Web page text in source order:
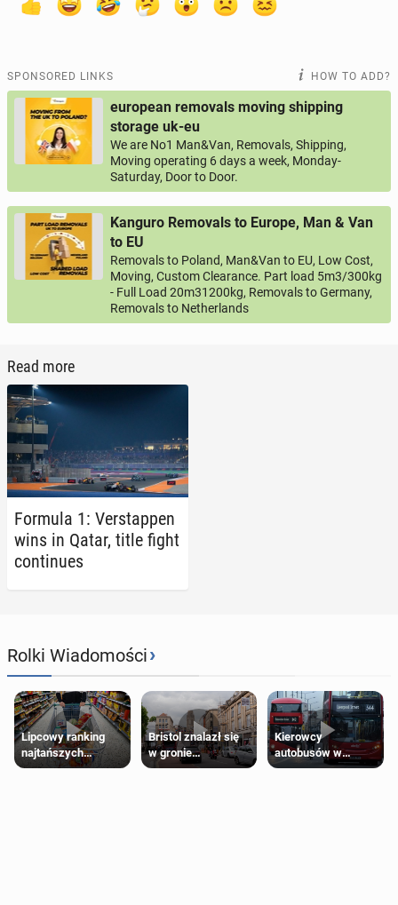
SPONSORED LINKS HOW TO ADD?
european removals moving shipping
storage uk-eu
We are No1 Man&Van, Removals, Shipping,
Moving operating 6 days a week, Monday-
Saturday, Door to Door.
Kanguro Removals to Europe, Man & Van
to EU
Removals to Poland, Man&Van to EU, Low Cost,
Moving, Custom Clearance. Part load 5m3/300kg
- Full Load 20m31200kg, Removals to Germany,
Removals to Netherlands
Read more
Formula 1: Ver­stap­pen
wins in Qatar, title fight
con­tin­ues
Rolki Wiadomości›
Lipcowy ranking
najtańszych
supermarketów
Bristol znalazł się
w gronie
najlepszych
Kierowcy
autobusów w
Londynie